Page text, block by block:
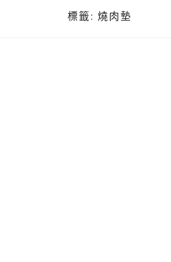
標籤: 燒肉墊